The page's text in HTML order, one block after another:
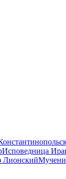
Исповедница
Лионский